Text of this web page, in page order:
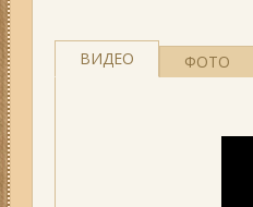
ВИДЕО ФОТО